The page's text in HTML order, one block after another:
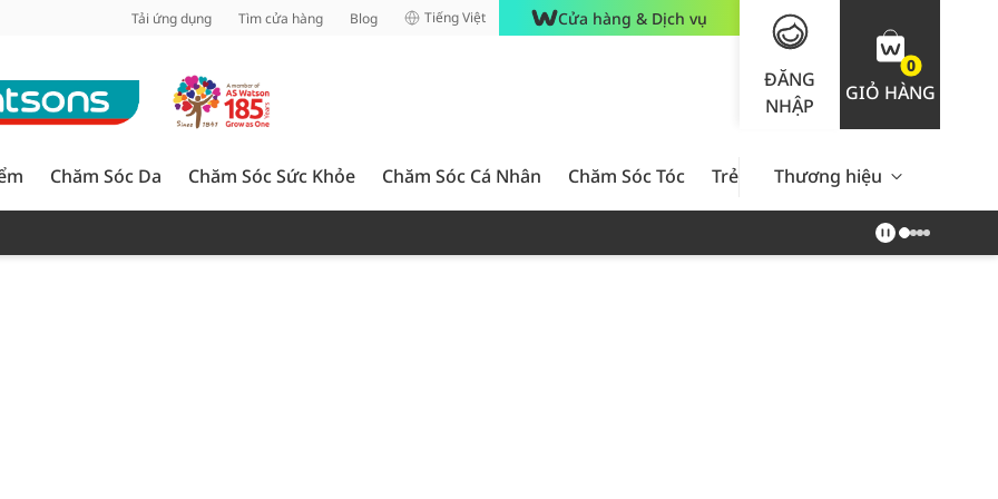
Tải ứng dụng Tìm cửa hàng Blog Tiếng Việt Cửa hàng & Dịch vụ
ĐĂNG
NHẬP
0
GIỎ HÀNG
Chăm Sóc Da Chăm Sóc Sức Khỏe Chăm Sóc Cá Nhân Chăm Sóc Tóc Trẻ Em Nam Giới Chăm Sóc
Thương hiệu